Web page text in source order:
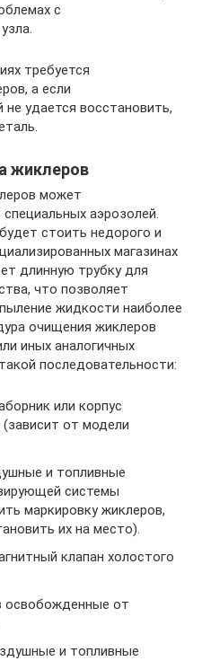
с
требуется
а если
удается восстановить,
жиклеров
может
аэрозолей.
стоить недорого и
магазинах
длинную трубку для
что позволяет
жидкости наиболее
очищения жиклеров
иных аналогичных
последовательности:
или корпус
от модели
и топливные
системы
маркировку жиклеров,
их на место).
клапан холостого
освобожденные от
и топливные